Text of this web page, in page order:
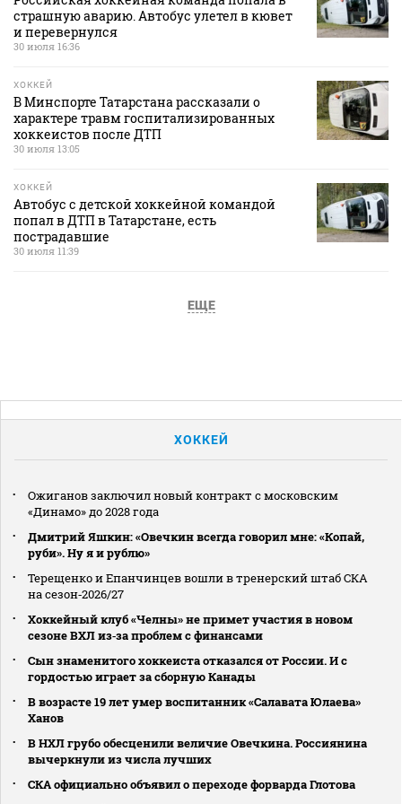
страшную аварию. Автобус улетел в кювет
и перевернулся
30 июля 16:36
ХОККЕЙ
В Минспорте Татарстана рассказали о
характере травм госпитализированных
хоккеистов после ДТП
30 июля 13:05
ХОККЕЙ
Автобус с детской хоккейной командой
попал в ДТП в Татарстане, есть
пострадавшие
30 июля 11:39
ЕЩЕ
ХОККЕЙ
Ожиганов заключил новый контракт с московским
«Динамо» до 2028 года
Дмитрий Яшкин: «Овечкин всегда говорил мне: «Копай,
руби». Ну я и рублю»
Терещенко и Епанчинцев вошли в тренерский штаб СКА
на сезон‑2026/27
Хоккейный клуб «Челны» не примет участия в новом
сезоне ВХЛ из‑за проблем с финансами
Сын знаменитого хоккеиста отказался от России. И с
гордостью играет за сборную Канады
В возрасте 19 лет умер воспитанник «Салавата Юлаева»
Ханов
В НХЛ грубо обесценили величие Овечкина. Россиянина
вычеркнули из числа лучших
СКА официально объявил о переходе форварда Глотова